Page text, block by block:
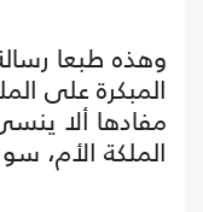
وهذه طبعا
المبكرة على
مفادها ألا
الملكة الأم،